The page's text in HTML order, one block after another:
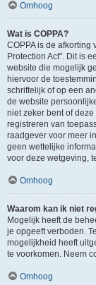
Omhoog
Wat is COPPA?
COPPA is de afkorting
Protection Act". Dit is
website die mogelijk
hiervoor de
schriftelijk of op een
de website
niet zeker bent of
registreren van
raadgever voor meer
geen wettelijke
voor deze wetgeving,
Omhoog
Waarom kan ik niet
Mogelijk heeft de
je opgeeft verboden.
mogelijkheid heeft
te voorkomen. Neem
Omhoog